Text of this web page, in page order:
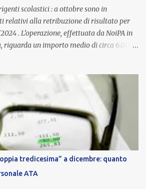
in base al cost...
scolastici : a ottobre sono in
relativi alla retribuzione di risultato per
. L’operazione, effettuata da NoiPA in
riguarda un importo medio di circa 6.000
la retribuzione di risultato La
rappresenta la parte variabile dello
Viene corrisposta per valorizzare
la gestione delle risorse e il
fissati dal Ministero dell’Istruzione
l’anno scolastico 2023/2024, il MIM ha
di valutazione e trasmesso i dati a NoiPA,
automatica in busta paga . Gli
medio lordo riconosciuto è di 6....
tredicesima” a dicembre: quanto
ATA